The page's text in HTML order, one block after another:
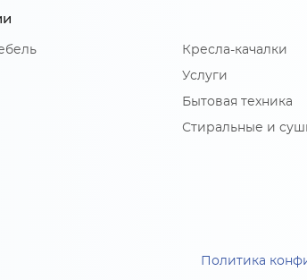
Кресла-качалки
Услуги
Бытовая техника
Стиральные и
Политика